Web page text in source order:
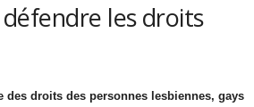
les droits
des droits des personnes lesbiennes, gays